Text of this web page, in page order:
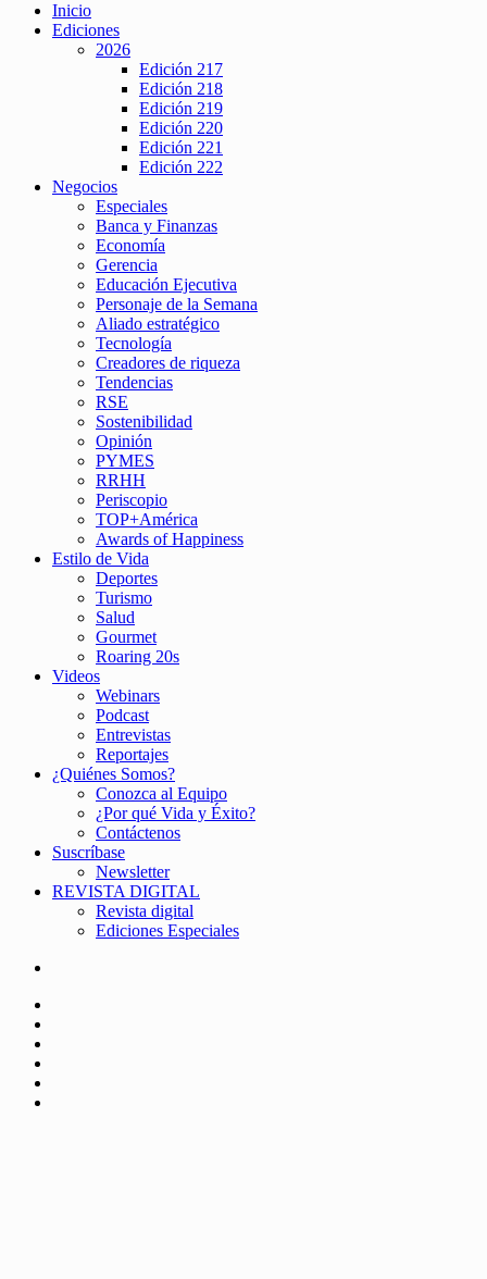
Inicio
Ediciones
2026
Edición 217
Edición 218
Edición 219
Edición 220
Edición 221
Edición 222
Negocios
Especiales
Banca y Finanzas
Economía
Gerencia
Educación Ejecutiva
Personaje de la Semana
Aliado estratégico
Tecnología
Creadores de riqueza
Tendencias
RSE
Sostenibilidad
Opinión
PYMES
RRHH
Periscopio
TOP+América
Awards of Happiness
Estilo de Vida
Deportes
Turismo
Salud
Gourmet
Roaring 20s
Videos
Webinars
Podcast
Entrevistas
Reportajes
¿Quiénes Somos?
Conozca al Equipo
¿Por qué Vida y Éxito?
Contáctenos
Suscríbase
Newsletter
REVISTA DIGITAL
Revista digital
Ediciones Especiales